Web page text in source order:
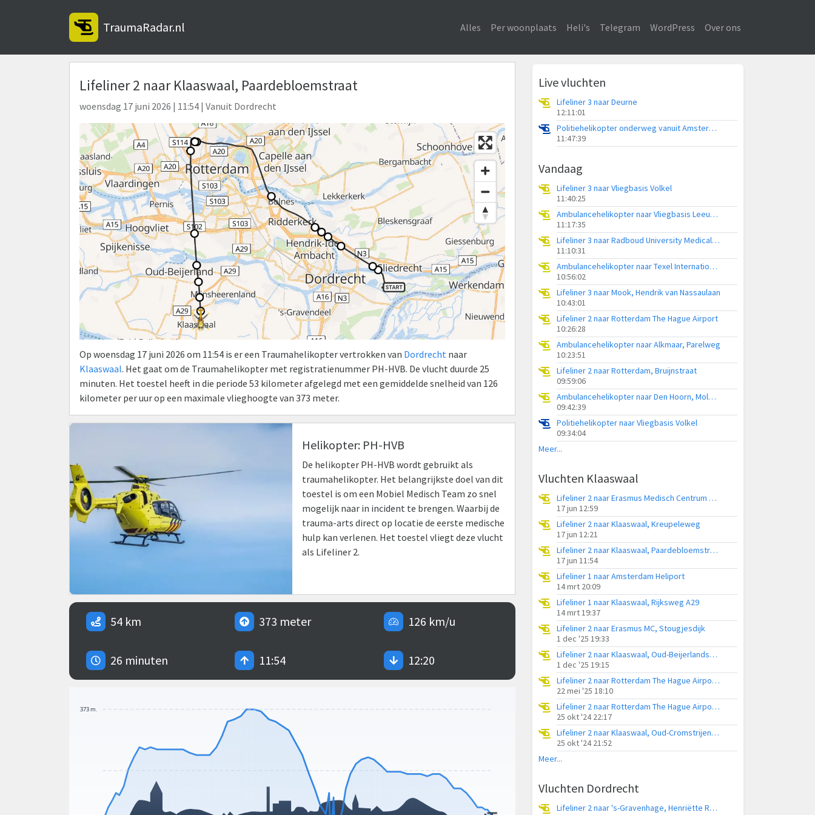
TraumaRadar.nl Alles Per woonplaats Heli's Telegram WordPress Over ons
Lifeliner 2 naar Klaaswaal, Paardebloemstraat
woensdag 17 juni 2026 | 11:54 | Vanuit Dordrecht
Op woensdag 17 juni 2026 om 11:54 is er een Traumahelikopter vertrokken van Dordrecht naar
Klaaswaal. Het gaat om de Traumahelikopter met registratienummer PH-HVB. De vlucht duurde 25
minuten. Het toestel heeft in die periode 53 kilometer afgelegd met een gemiddelde snelheid van 126
kilometer per uur op een maximale vlieghoogte van 373 meter.
Helikopter: PH-HVB
De helikopter PH-HVB wordt gebruikt als
traumahelikopter. Het belangrijkste doel van dit
toestel is om een Mobiel Medisch Team zo snel
mogelijk naar in incident te brengen. Waarbij de
trauma-arts direct op locatie de eerste medische
hulp kan verlenen. Het toestel vliegt deze vlucht
als Lifeliner 2.
54 km 373 meter 126 km/u
26 minuten 11:54 12:20
Live vluchten
Lifeliner 3 naar Deurne
12:11:01
Politiehelikopter onderweg vanuit Amsterdam Vliegveld Schiphol
11:47:39
Vandaag
Lifeliner 3 naar Vliegbasis Volkel
11:40:25
Ambulancehelikopter naar Vliegbasis Leeuwarden
11:17:35
Lifeliner 3 naar Radboud University Medical Center Heliport
11:10:31
Ambulancehelikopter naar Texel International Airport
10:56:02
Lifeliner 3 naar Mook, Hendrik van Nassaulaan
10:43:01
Lifeliner 2 naar Rotterdam The Hague Airport
10:26:28
Ambulancehelikopter naar Alkmaar, Parelweg
10:23:51
Lifeliner 2 naar Rotterdam, Bruijnstraat
09:59:06
Ambulancehelikopter naar Den Hoorn, Molwerk
09:42:39
Politiehelikopter naar Vliegbasis Volkel
09:34:04
Meer...
Vluchten Klaaswaal
Lifeliner 2 naar Erasmus Medisch Centrum Heliport
17 jun 12:59
Lifeliner 2 naar Klaaswaal, Kreupeleweg
17 jun 12:21
Lifeliner 2 naar Klaaswaal, Paardebloemstraat
17 jun 11:54
Lifeliner 1 naar Amsterdam Heliport
14 mrt 20:09
Lifeliner 1 naar Klaaswaal, Rijksweg A29
14 mrt 19:37
Lifeliner 2 naar Erasmus MC, Stougjesdijk
1 dec '25 19:33
Lifeliner 2 naar Klaaswaal, Oud-Beijerlandsche Kreek
1 dec '25 19:15
Lifeliner 2 naar Rotterdam The Hague Airport, Stougjesdijk
22 mei '25 18:10
Lifeliner 2 naar Rotterdam The Hague Airport, Margrietstraat
25 okt '24 22:17
Lifeliner 2 naar Klaaswaal, Oud-Cromstrijensedijk WZ
25 okt '24 21:52
Meer...
Vluchten Dordrecht
Lifeliner 2 naar 's-Gravenhage, Henriëtte Roland Holstweg